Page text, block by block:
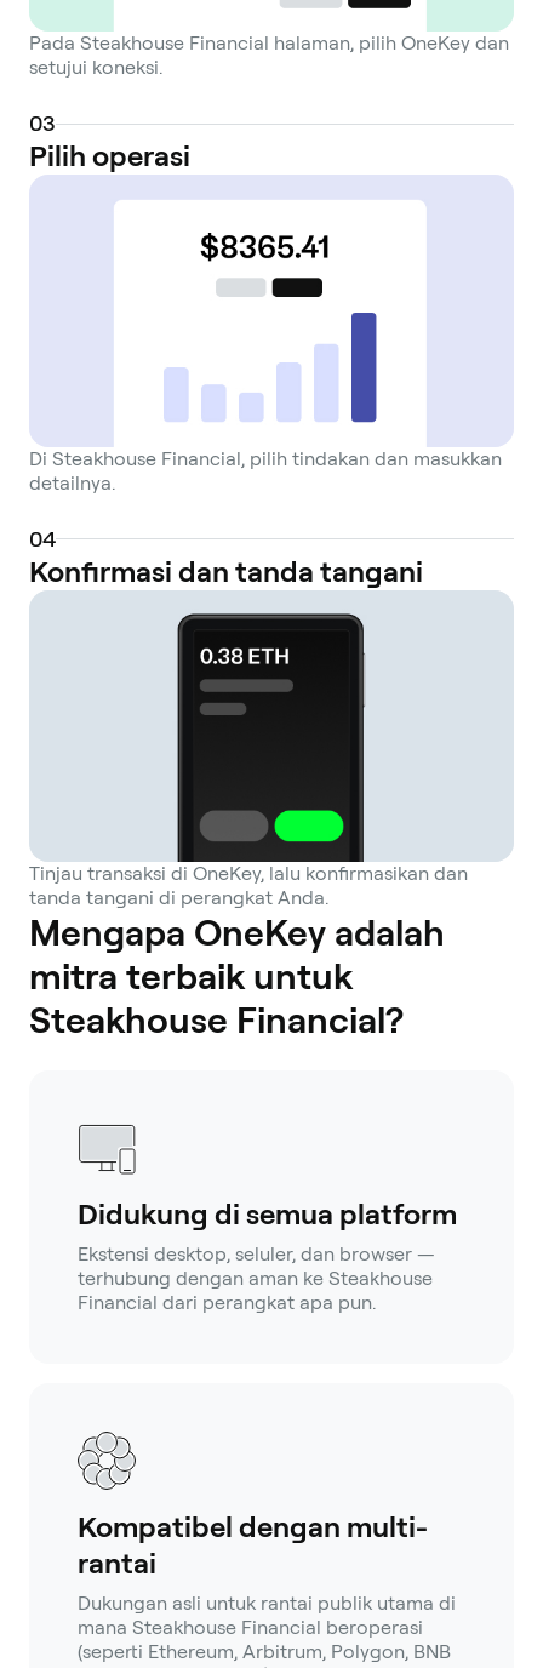
Pada Steakhouse Financial halaman, pilih OneKey dan
setujui koneksi.
03
Pilih operasi
Di Steakhouse Financial, pilih tindakan dan masukkan
detailnya.
04
Konfirmasi dan tanda tangani
Tinjau transaksi di OneKey, lalu konfirmasikan dan
tanda tangani di perangkat Anda.
Mengapa OneKey adalah
mitra terbaik untuk
Steakhouse Financial?
Didukung di semua platform
Ekstensi desktop, seluler, dan browser —
terhubung dengan aman ke Steakhouse
Financial dari perangkat apa pun.
Kompatibel dengan multi-
rantai
Dukungan asli untuk rantai publik utama di
mana Steakhouse Financial beroperasi
(seperti Ethereum, Arbitrum, Polygon, BNB